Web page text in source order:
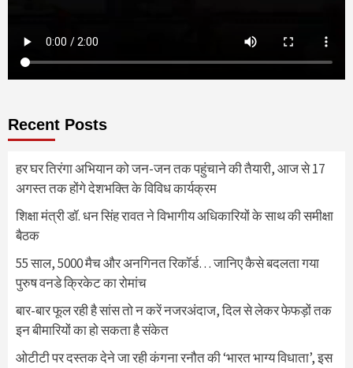
Recent Posts
हर घर तिरंगा अभियान को जन-जन तक पहुंचाने की तैयारी, आज से 17
अगस्त तक होंगे देशभक्ति के विविध कार्यक्रम
शिक्षा मंत्री डॉ. धन सिंह रावत ने विभागीय अधिकारियों के साथ की समीक्षा
बैठक
55 साल, 5000 मैच और अनगिनत रिकॉर्ड… जानिए कैसे बदलता गया
पुरुष वनडे क्रिकेट का रोमांच
बार-बार फूल रही है सांस तो न करें नजरअंदाज, दिल से लेकर फेफड़ों तक
इन बीमारियों का हो सकता है संकेत
ओटीटी पर दस्तक देने जा रही कंगना रनौत की ‘भारत भाग्य विधाता’, इस